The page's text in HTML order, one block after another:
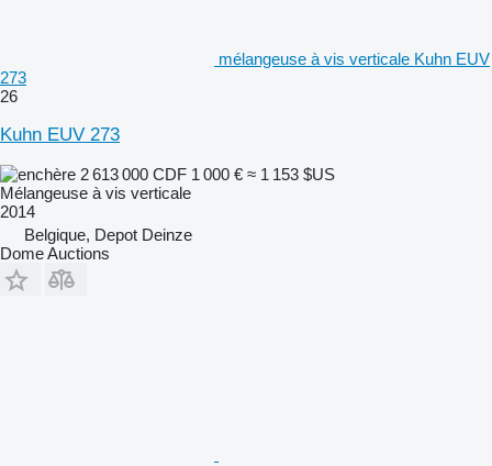
mélangeuse à vis verticale Kuhn EUV
273
26
Kuhn EUV 273
2 613 000 CDF 1 000 € ≈ 1 153 $US
Mélangeuse à vis verticale
2014
Belgique, Depot Deinze
Dome Auctions